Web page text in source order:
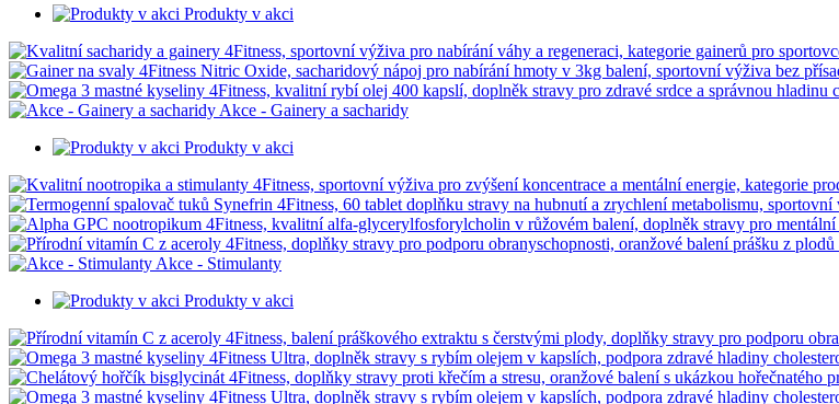
Produkty v akci
Akce - Gainery a sacharidy
Produkty v akci
Akce - Stimulanty
Produkty v akci